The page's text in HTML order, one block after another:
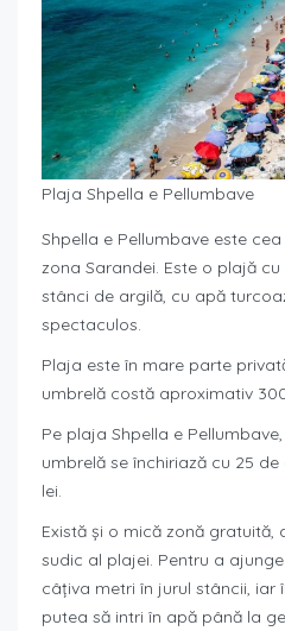
Plaja Shpella e Pellumbave
Shpella e Pellumbave este
zona Sarandei. Este o plajă
stânci de argilă, cu apă
spectaculos.
Plaja este în mare parte
umbrelă costă aproximativ
Pe plaja Shpella e
umbrelă se închiriază cu 25
lei.
Există și o mică zonă
sudic al plajei. Pentru a
câțiva metri în jurul stâncii, iar
putea să intri în apă până la